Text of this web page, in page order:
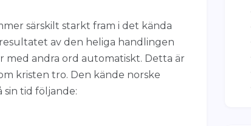
särskilt starkt fram i det kända
av den heliga handlingen
med andra ord automatiskt. Detta är
kristen tro. Den kände norske
sin tid följande: